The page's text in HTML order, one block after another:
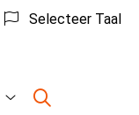
Selecteer Taal